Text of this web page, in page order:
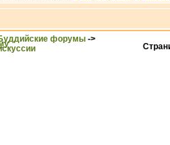
форумы ->